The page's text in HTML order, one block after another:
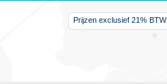
Prijzen exclusief 21% BTW